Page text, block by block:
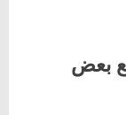
بعض